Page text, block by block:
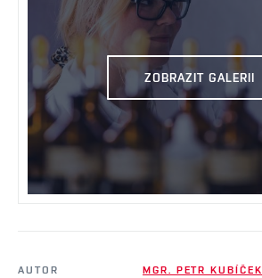
ZOBRAZIT GALERII
AUTOR
MGR. PETR KUBÍČEK